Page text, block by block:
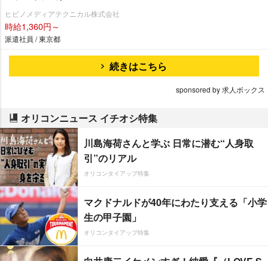
ヒビノメディアテクニカル株式会社
時給1,360円～
派遣社員 / 東京都
続きはこちら
sponsored by 求人ボックス
オリコンニュース イチオシ特集
川島海荷さんと学ぶ 日常に潜む“人身取
引”のリアル
オリコンタイアップ特集
マクドナルドが40年にわたり支える「小学
生の甲子園」
オリコンタイアップ特集